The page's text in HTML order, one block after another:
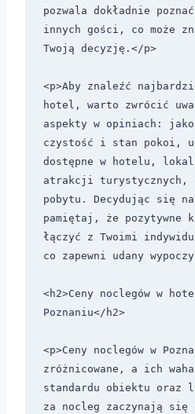
pozwala dokładnie
innych gości, co może
Twoją decyzję.</p>
<p>Aby znaleźć
hotel, warto zwrócić
aspekty w opiniach:
czystość i stan pokoi,
dostępne w hotelu,
atrakcji turystycznych,
pobytu. Decydując się
pamiętaj, że pozytywne
łączyć z Twoimi
co zapewni udany
<h2>Ceny noclegów w
Poznaniu</h2>
<p>Ceny noclegów w
zróżnicowane, a ich
standardu obiektu oraz
za nocleg zaczynają się